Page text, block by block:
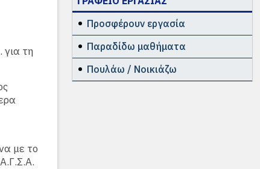
για τη
με το
Προσφέρουν εργασία
Παραδίδω μαθήματα
Πουλάω / Νοικιάζω